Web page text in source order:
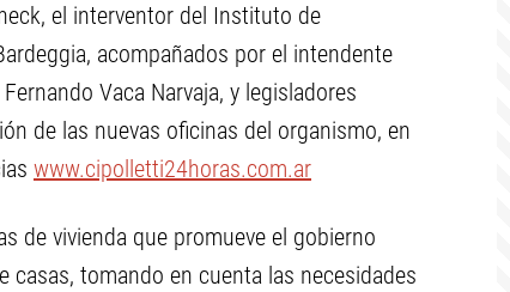
el interventor del Instituto de
acompañados por el intendente
Vaca Narvaja, y legisladores
de las nuevas oficinas del organismo, en
www.cipolletti24horas.com.ar
de vivienda que promueve el gobierno
tomando en cuenta las necesidades